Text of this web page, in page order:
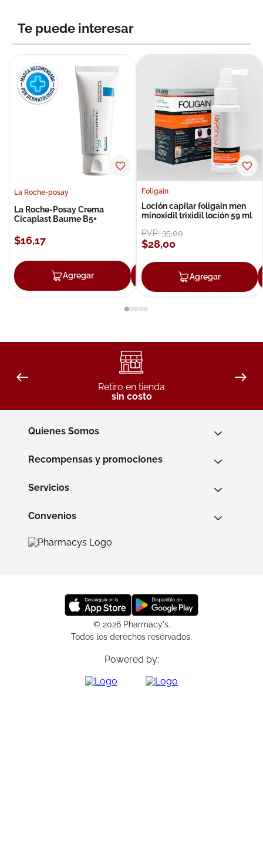
Te puede interesar
La Roche-posay
La Roche-Posay Crema
Cicaplast Baume B5+
$16,17
Agregar Agregar
Foligain
Loción capilar foligain men
minoxidil trixidil loción 59 ml
PVP:35,00
$28,00
Agregar
Retiro en tienda
sin costo
Quienes Somos
Recompensas y promociones
Servicios
Convenios
© 2026 Pharmacy's.
Todos los derechos reservados.
Powered by: